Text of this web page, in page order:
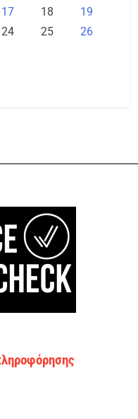
17 18
19
24 25
26